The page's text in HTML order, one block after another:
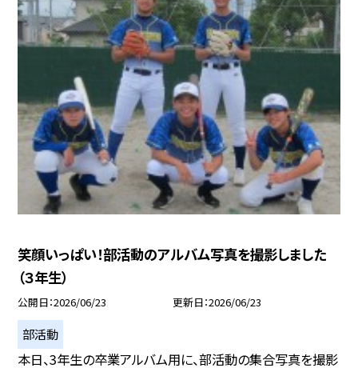
笑顔いっぱい！部活動のアルバム写真を撮影しました
（３年生）
公開日 2026/06/23 更新日 2026/06/23
部活動
本日、3年生の卒業アルバム用に、部活動の集合写真を撮影